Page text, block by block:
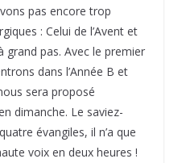
pas encore trop
: Celui de l’Avent et
grand pas. Avec le premier
dans l’Année B et
sera proposé
dimanche. Le saviez-
évangiles, il n’a que
voix en deux heures !